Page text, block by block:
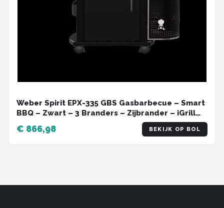
Weber Spirit EPX-335 GBS Gasbarbecue – Smart
BBQ – Zwart – 3 Branders – Zijbrander – iGrill
€ 866,98 BEKIJK OP BOL